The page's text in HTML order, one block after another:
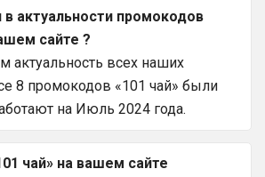
в актуальности промокодов
сайте ?
актуальность всех наших
8 промокодов «101 чай» были
на Июль 2024 года.
чай» на вашем сайте